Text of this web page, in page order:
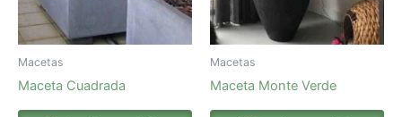
Macetas
Maceta Cuadrada
Macetas
Maceta Monte Verde